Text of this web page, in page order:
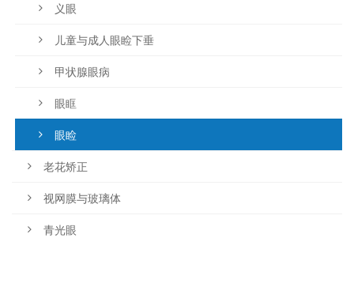
义眼
儿童与成人眼睑下垂
甲状腺眼病
眼眶
眼睑
老花矫正
视网膜与玻璃体
青光眼